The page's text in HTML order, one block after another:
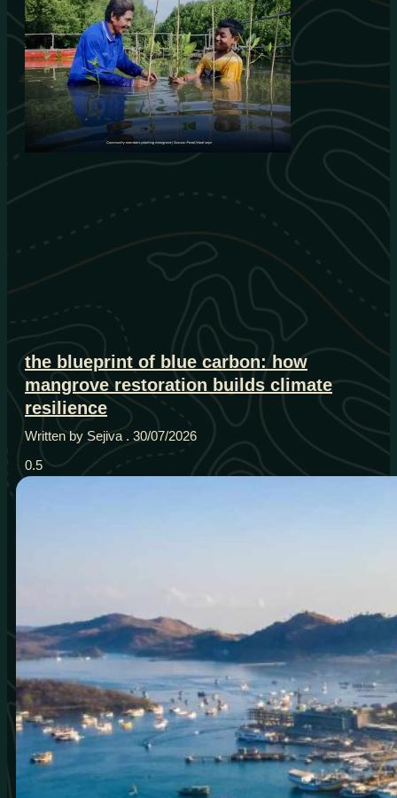
the blueprint of blue carbon: how
mangrove restoration builds climate
resilience
Written by Sejiva 30/07/2026